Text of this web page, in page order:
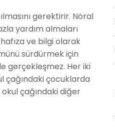
gerektirir. Nöral
yardım almaları
ve bilgi olarak
sürdürmek için
gerçekleşmez. Her iki
çağındaki çocuklarda
çağındaki diğer